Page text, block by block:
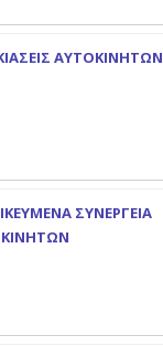
ΑΥΤΟΚΙΝΗΤΩΝ
ΣΥΝΕΡΓΕΙΑ